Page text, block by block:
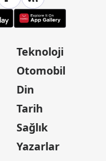
Teknoloji
Otomobil
Din
Tarih
Sağlık
Yazarlar